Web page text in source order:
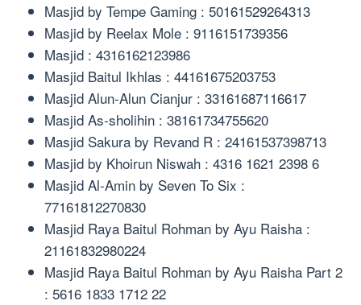
Masjid by Tempe Gaming : 50161529264313
Masjid by Reelax Mole : 9116151739356
Masjid : 4316162123986
Masjid Baitul Ikhlas : 44161675203753
Masjid Alun-Alun Cianjur : 33161687116617
Masjid As-sholihin : 38161734755620
Masjid Sakura by Revand R : 24161537398713
Masjid by Khoirun Niswah : 4316 1621 2398 6
Masjid Al-Amin by Seven To Six :
77161812270830
Masjid Raya Baitul Rohman by Ayu Raisha :
21161832980224
Masjid Raya Baitul Rohman by Ayu Raisha Part 2
: 5616 1833 1712 22